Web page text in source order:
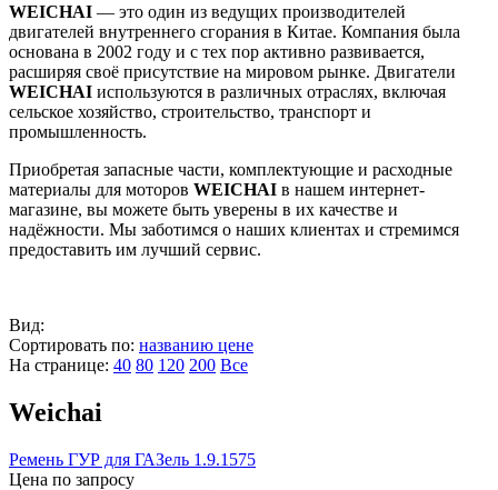
WEICHAI — это один из ведущих производителей
двигателей внутреннего сгорания в Китае. Компания была
основана в 2002 году и с тех пор активно развивается,
расширяя своё присутствие на мировом рынке. Двигатели
WEICHAI используются в различных отраслях, включая
сельское хозяйство, строительство, транспорт и
промышленность.
Приобретая запасные части, комплектующие и расходные
материалы для моторов WEICHAI в нашем интернет-
магазине, вы можете быть уверены в их качестве и
надёжности. Мы заботимся о наших клиентах и стремимся
предоставить им лучший сервис.
Вид:
Сортировать по: названию цене
На странице: 40 80 120 200 Все
Weichai
Ремень ГУР для ГАЗель 1.9.1575
Цена по запросу